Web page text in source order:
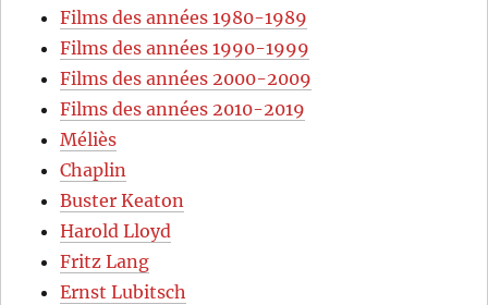
Films des années 1980-1989
Films des années 1990-1999
Films des années 2000-2009
Films des années 2010-2019
Méliès
Chaplin
Buster Keaton
Harold Lloyd
Fritz Lang
Ernst Lubitsch